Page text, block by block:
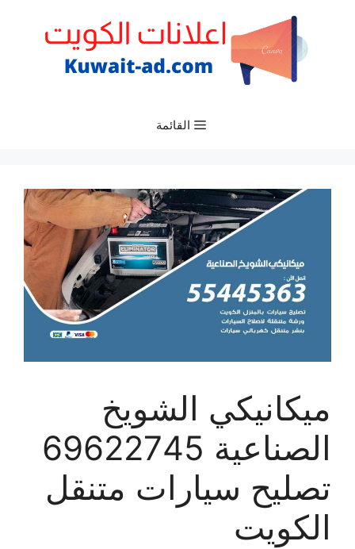
القائمة
ميكانيكي الشويخ
الصناعية 69622745
تصليح سيارات متنقل
الكويت